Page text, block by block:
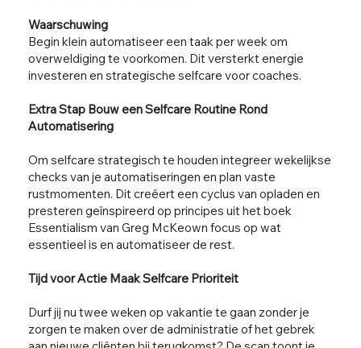
Waarschuwing
Begin klein automatiseer een taak per week om
overweldiging te voorkomen. Dit versterkt energie
investeren en strategische selfcare voor coaches.
Extra Stap Bouw een Selfcare Routine Rond
Automatisering
Om selfcare strategisch te houden integreer wekelijkse
checks van je automatiseringen en plan vaste
rustmomenten. Dit creëert een cyclus van opladen en
presteren geïnspireerd op principes uit het boek
Essentialism van Greg McKeown focus op wat
essentieel is en automatiseer de rest.
Tijd voor Actie Maak Selfcare Prioriteit
Durf jij nu twee weken op vakantie te gaan zonder je
zorgen te maken over de administratie of het gebrek